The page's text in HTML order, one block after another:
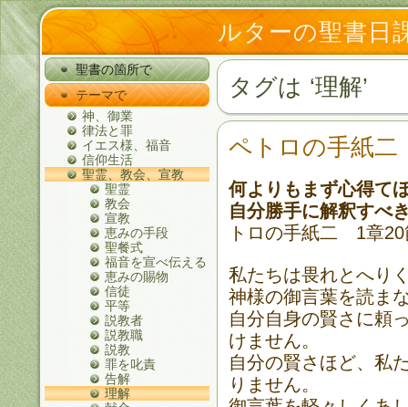
ルターの聖書日
聖書の箇所で
テーマで
神、御業
律法と罪
イエス様、福音
信仰生活
聖霊、教会、宣教
聖霊
教会
宣教
恵みの手段
聖餐式
福音を宣べ伝える
恵みの賜物
信徒
平等
説教者
説教職
説教
罪を叱責
告解
理解
タグは ‘理解’
ペトロの手紙
何よりもまず心得て
自分勝手に解釈すべ
トロの手紙二 1章20
私たちは畏れとへり
神様の御言葉を読ま
自分自身の賢さに頼
けません。
自分の賢さほど、私
りません。